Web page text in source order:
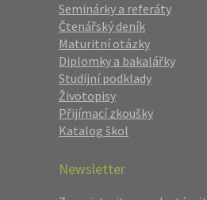
Seminárky a referáty
Čtenářský deník
Maturitní otázky
Diplomky a bakalářky
Studijní podklady
Životopisy
Přijímací zkoušky
Katalog škol
Newsletter